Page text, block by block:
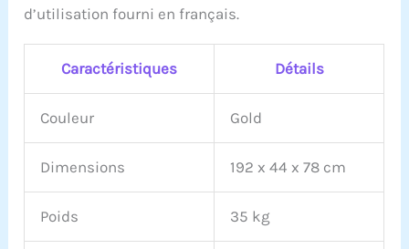
supérieure réduisent les
nettoyage simple suffit
pour garder l'appareil
données d'entraînement
en temps réel, y compris
le temps, la vitesse, la
La fonction Bluetooth
intégrée se connecte de
d’utilisation fourni en français.
Caractéristiques Détails
Couleur Gold
Dimensions 192 x 44 x 78 cm
Poids 35 kg